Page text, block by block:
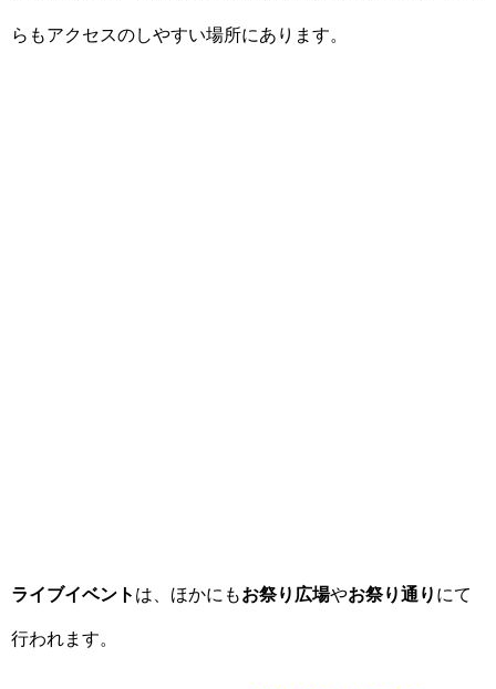
らもアクセスのしやすい場所にあります。
ライブイベント は、ほかにもお祭り広場やお祭り通り にて
行われます。